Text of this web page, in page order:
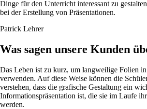
Dinge für den Unterricht interessant zu
bei der Erstellung von Präsentationen.
Patrick Lehrer
Was sagen unsere Kunden
Das Leben ist zu kurz, um langweilige Folien in
verwenden. Auf diese Weise können die
verstehen, dass die grafische Gestaltung ein
Informationspräsentation ist, die sie im Laufe
werden.